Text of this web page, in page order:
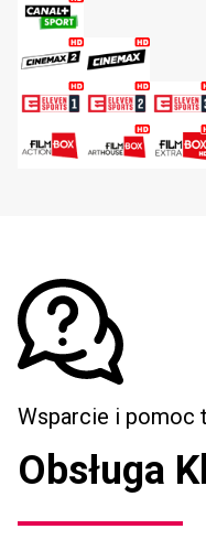
Wsparcie i pomoc
Obsługa